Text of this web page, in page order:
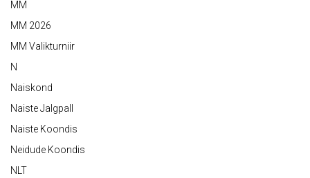
MM
MM 2026
MM Valikturniir
N
Naiskond
Naiste Jalgpall
Naiste Koondis
Neidude Koondis
NLT